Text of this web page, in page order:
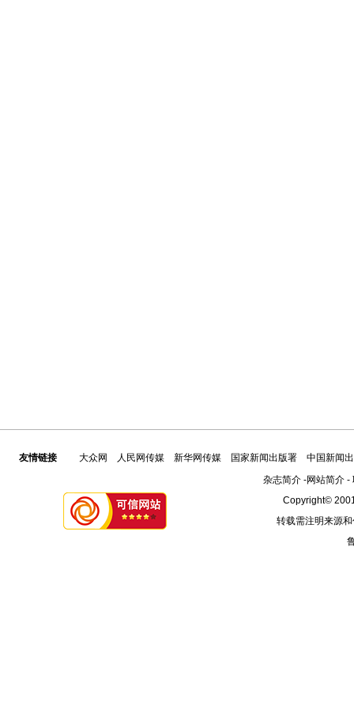
友情链接 大众网 人民网传媒 新华网传媒 国家新闻出版署
中国新闻
杂志简介-网站简介-
Copyright©
转载需注明来源